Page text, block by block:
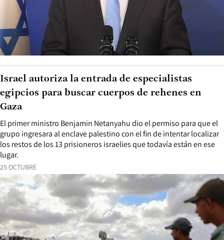
25 OCTUBRE
El primer ministro Benjamin Netanyahu dio el permiso para que el
grupo ingresara al enclave palestino con el fin de intentar localizar
los restos de los 13 prisioneros israelies que todavía están en ese
lugar.
Israel autoriza la entrada de especialistas
egipcios para buscar cuerpos de rehenes en
Gaza